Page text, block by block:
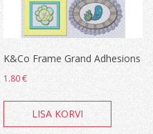
K&Co Frame Grand Adhesions
1.80€
LISA KORVI